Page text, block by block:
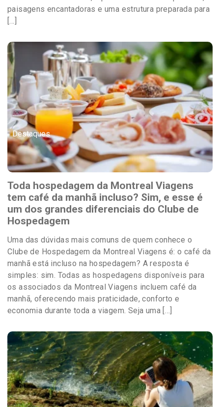
paisagens encantadoras e uma estrutura preparada para
[…]
Destaques
Toda hospedagem da Montreal Viagens
tem café da manhã incluso? Sim, e esse é
um dos grandes diferenciais do Clube de
Hospedagem
Uma das dúvidas mais comuns de quem conhece o
Clube de Hospedagem da Montreal Viagens é: o café da
manhã está incluso na hospedagem? A resposta é
simples: sim. Todas as hospedagens disponíveis para
os associados da Montreal Viagens incluem café da
manhã, oferecendo mais praticidade, conforto e
economia durante toda a viagem. Seja uma […]